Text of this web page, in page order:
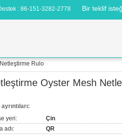
: 86-151-3282-2778 Bir teklif
Rulo
Oyster Mesh
yeri:
Çin
adı:
QR